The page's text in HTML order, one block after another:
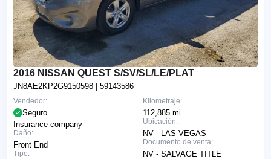
2016 NISSAN QUEST S/SV/SL/LE/PLAT
JN8AE2KP2G9150598 | 59143586
Kilometraje:
112,885 mi
Ubicación:
NV - LAS VEGAS
Documento de venta:
NV - SALVAGE TITLE
Vendedor:
Seguro
Insurance company
Daño:
Front End
Tipo: